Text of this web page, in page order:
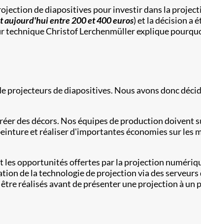
de diapositives pour investir dans la
aujourd'hui entre 200 et 400 euros) et la décision a
technique Christof Lerchenmüller explique
de diapositives. Nous avons donc
des décors. Nos équipes de production
et réaliser d'importantes économies sur les
opportunités offertes par la projection
de la technologie de projection via des
réalisés avant de présenter une projection à un